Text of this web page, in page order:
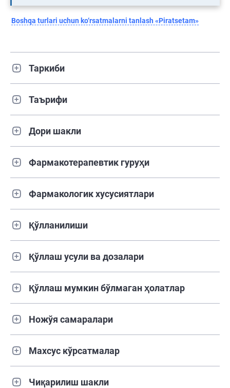
Boshqa turlari uchun ko‘rsatmalarni tanlash «Piratsetam»
Таркиби
Таърифи
Дори шакли
Фармакотерапевтик гуруҳи
Фармакологик хусусиятлари
Қўлланилиши
Қўллаш усули ва дозалари
Қўллаш мумкин бўлмаган ҳолатлар
Ножўя самаралари
Махсус кўрсатмалар
Чиқарилиш шакли